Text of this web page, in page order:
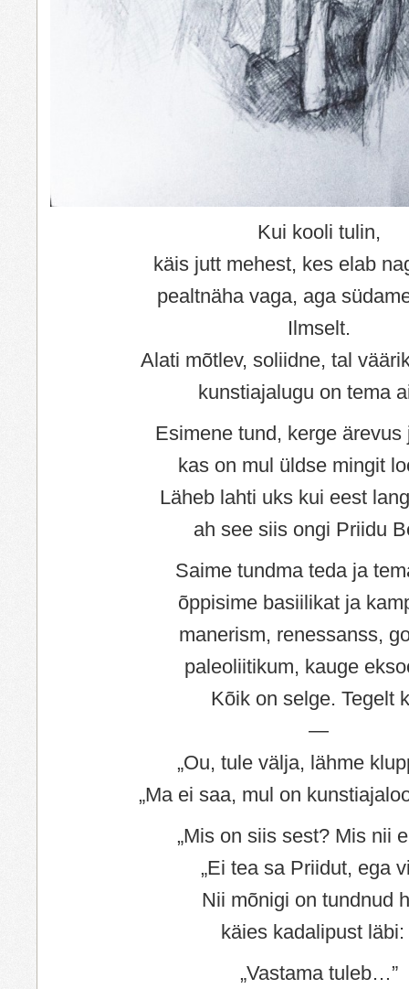
Kui kooli tulin,
käis jutt mehest, kes elab
pealtnäha vaga, aga
Ilmselt.
Alati mõtlev, soliidne, tal
kunstiajalugu on tema
Esimene tund, kerge ärevus
kas on mul üldse mingit
Läheb lahti uks kui eest
ah see siis ongi Priidu
Saime tundma teda ja
õppisime basiilikat ja
manerism, renessanss,
paleoliitikum, kauge
Kõik on selge. Tegelt
—
„Ou, tule välja, lähme
„Ma ei saa, mul on
„Mis on siis sest? Mis nii
„Ei tea sa Priidut, ega
Nii mõnigi on tundnud
käies kadalipust läbi:
„Vastama tuleb…”